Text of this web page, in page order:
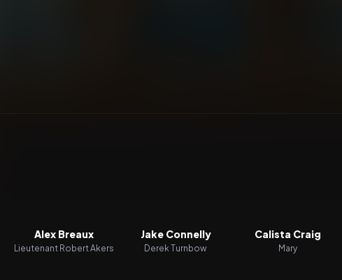
Alex Breaux
Lieutenant Robert Akers
Jake Connelly
Derek Turnbow
Calista Craig
Mary